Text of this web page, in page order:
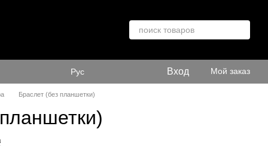
Рус Вход Мой заказ
Браслет (без планшетки)